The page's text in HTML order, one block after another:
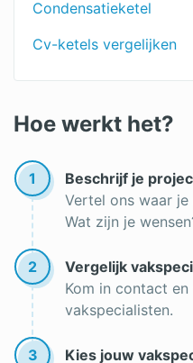
Condensatieketel
Cv-ketels vergelijken
Hoe werkt het?
1
Beschrijf je
Vertel ons waar
Wat zijn je
2
Vergelijk
Kom in contact
vakspecialisten.
3
Kies jouw